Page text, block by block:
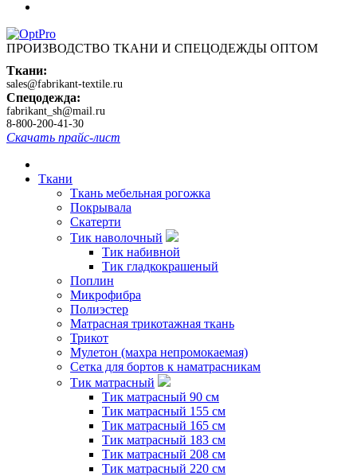
ПРОИЗВОДСТВО ТКАНИ И СПЕЦОДЕЖДЫ ОПТОМ
Ткани:
sales@fabrikant-textile.ru
Спецодежда:
fabrikant_sh@mail.ru
8-800-200-41-30
Скачать прайс-лист
Ткани
Ткань мебельная рогожка
Покрывала
Скатерти
Тик наволочный
Тик набивной
Тик гладкокрашеный
Поплин
Микрофибра
Полиэстер
Матрасная трикотажная ткань
Трикот
Мулетон (махра непромокаемая)
Сетка для бортов к наматрасникам
Тик матрасный
Тик матрасный 90 см
Тик матрасный 155 см
Тик матрасный 165 см
Тик матрасный 183 см
Тик матрасный 208 см
Тик матрасный 220 см